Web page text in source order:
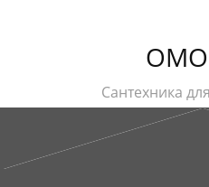
Сантехника